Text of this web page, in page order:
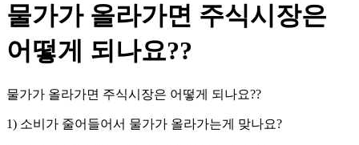
물가가 올라가면 주식시장은
어떻게 되나요??
물가가 올라가면 주식시장은 어떻게 되나요??
1) 소비가 줄어들어서 물가가 올라가는게 맞나요?